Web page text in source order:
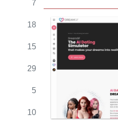
7
18
15
29
5
10